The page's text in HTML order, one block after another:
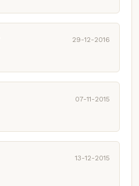
29-12-2016
07-11-2015
13-12-2015